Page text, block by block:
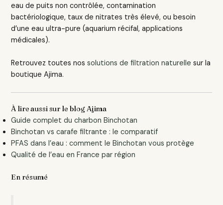
eau de puits non contrôlée, contamination
bactériologique, taux de nitrates très élevé, ou besoin
d’une eau ultra-pure (aquarium récifal, applications
médicales).
Retrouvez toutes nossolutions de filtration naturelle sur la
boutique Ajima.
À lire aussi sur le blog Ajima
Guide complet du charbon Binchotan
Binchotan vs carafe filtrante : le comparatif
PFAS dans l’eau : comment le Binchotan vous protège
Qualité de l’eau en France par région
En résumé